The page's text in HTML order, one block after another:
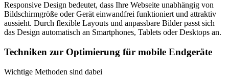
Responsive Design bedeutet, dass Ihre Webseite unabhängig von
Bildschirmgröße oder Gerät einwandfrei funktioniert und attraktiv
aussieht. Durch flexible Layouts und anpassbare Bilder passt sich
das Design automatisch an Smartphones, Tablets oder Desktops an.
Techniken zur Optimierung für mobile Endgeräte
Wichtige Methoden sind dabei